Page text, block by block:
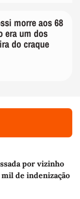
morre aos 68
era um dos
do craque
por vizinho
mil de indenização